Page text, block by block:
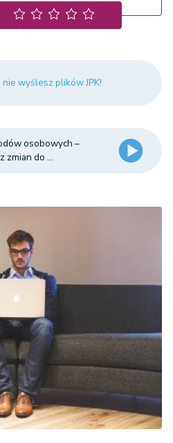
wyślesz plików JPK!
osobowych –
zmian do ...